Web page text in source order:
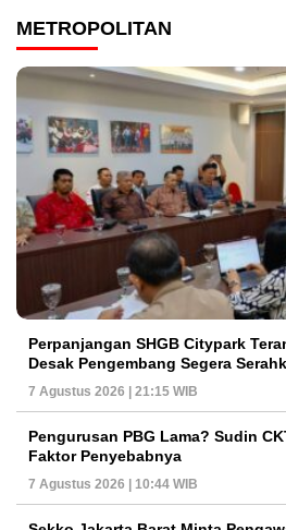
METROPOLITAN
Perpanjangan SHGB Citypark
Desak Pengembang Segera
7 Agustus 2026 | 21:15 WIB
Pengurusan PBG Lama? Sudin
Faktor Penyebabnya
7 Agustus 2026 | 10:44 WIB